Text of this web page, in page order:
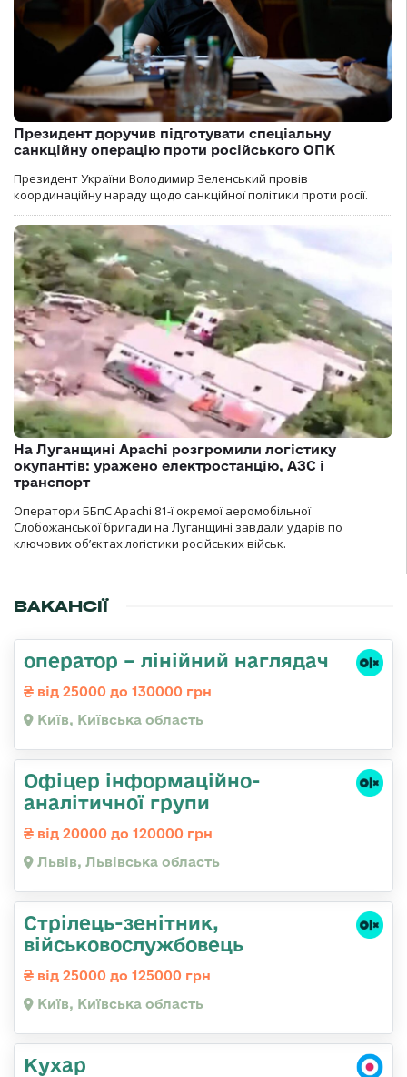
Президент доручив підготувати спеціальну
санкційну операцію проти російського ОПК
Президент України Володимир Зеленський провів
координаційну нараду щодо санкційної політики проти росії.
На Луганщині Apachi розгромили логістику
окупантів: уражено електростанцію, АЗС і
транспорт
Оператори ББпС Apachi 81-ї окремої аеромобільної
Слобожанської бригади на Луганщині завдали ударів по
ключових об’єктах логістики російських військ.
ВАКАНСІЇ
оператор – лінійний наглядач
від 25000 до 130000 грн
Київ, Київська область
Офіцер інформаційно-
аналітичної групи
від 20000 до 120000 грн
Львів, Львівська область
Стpілець-зенітник,
військовослужбовець
від 25000 до 125000 грн
Київ, Київська область
Кухар